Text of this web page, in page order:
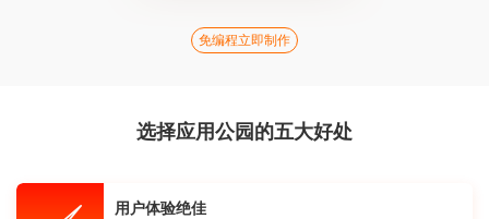
免编程立即制作
选择应用公园的五大好处
用户体验绝佳